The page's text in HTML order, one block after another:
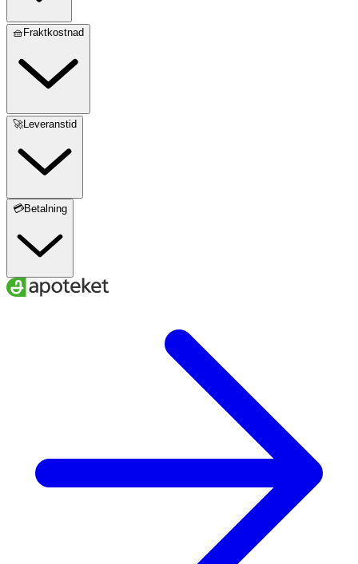
🧺Fraktkostnad
🚀Leveranstid
💳Betalning